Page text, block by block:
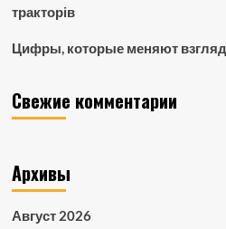
тракторів
Цифры, которые меняют взгляд
Свежие комментарии
Архивы
Август 2026